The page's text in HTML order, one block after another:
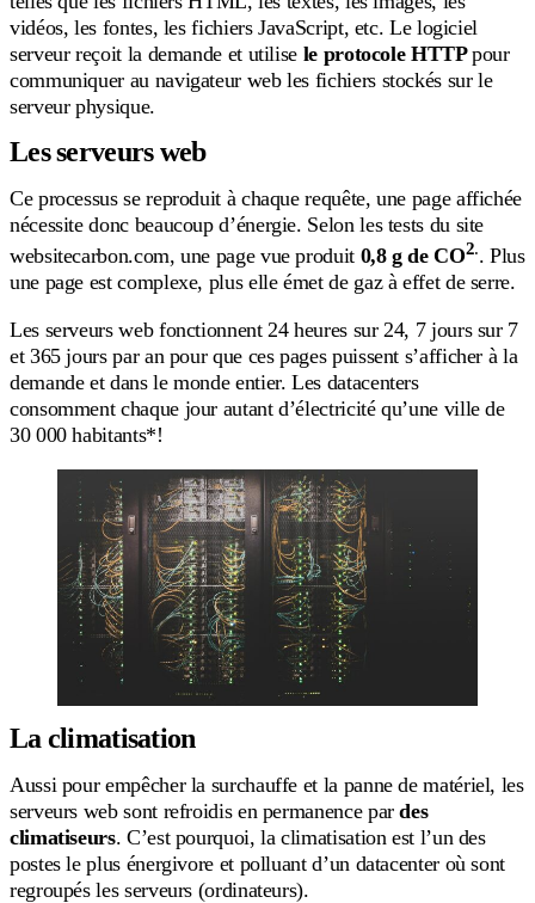
vidéos, les fontes, les fichiers JavaScript, etc. Le logiciel
serveur reçoit la demande et utilise le protocole HTTPpour
communiquer au navigateur web les fichiers stockés sur le
serveur physique.
Les serveurs web
Ce processus se reproduit à chaque requête, une page affichée
nécessite donc beaucoup d’énergie. Selon les tests du site
websitecarbon.com, une page vue produit 0,8 g de CO2.. Plus
une page est complexe, plus elle émet de gaz à effet de serre.
Les serveurs web fonctionnent 24 heures sur 24, 7 jours sur 7
et 365 jours par an pour que ces pages puissent s’afficher à la
demande et dans le monde entier. Les datacenters
consomment chaque jour autant d’électricité qu’une ville de
30 000 habitants*!
La climatisation
Aussi pour empêcher la surchauffe et la panne de matériel, les
serveurs web sont refroidis en permanence pardes
climatiseurs. C’est pourquoi, la climatisation est l’un des
postes le plus énergivore et polluant d’un datacenter où sont
regroupés les serveurs (ordinateurs).